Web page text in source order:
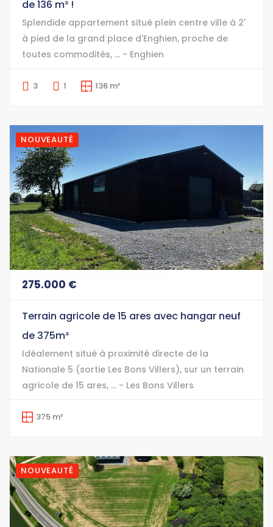
de 136 m² !
Splendide appartement situé plein centre ville à 2'
à pied de la grand place d'Enghien, proche de
toutes commodités, ... - Enghien
3 1 136 m²
NOUVEAUTÉ
275.000 €
Terrain agricole de 15 ares avec hangar neuf
de 375m²
Idéalement situé à proximité directe de la
Nationale 5 (sortie Les Bons Villers), sur un terrain
agricole de 15 ares, ... - Les Bons Villers
375 m²
NOUVEAUTÉ